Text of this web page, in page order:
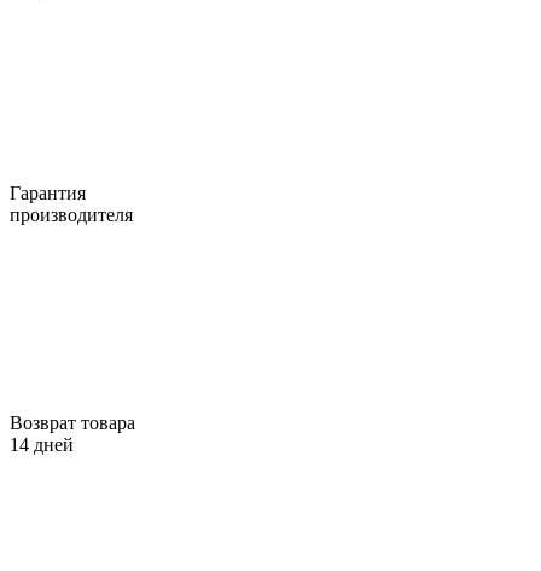
Гарантия
производителя
Возврат товара
14 дней